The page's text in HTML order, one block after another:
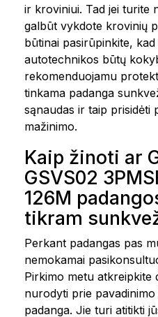
ir kroviniui. Tad jei turite
galbūt vykdote krovinių
būtinai pasirūpinkite,
autotechnikos būtų
rekomenduojamu
tinkama padanga
sąnaudas ir taip prisidėti
mažinimo.
Kaip žinoti ar
GSVS02
126M
tikram
Perkant padangas pas
nemokamai
Pirkimo metu atkreipkite
nurodyti prie
padanga. Jie turi atitikti